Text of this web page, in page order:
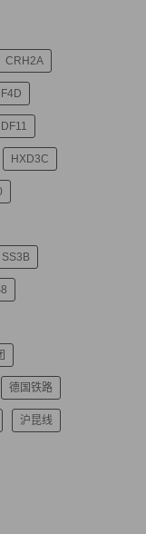
CRH2A
DF11
HXD3C
SS3B
德国铁路
沪昆线